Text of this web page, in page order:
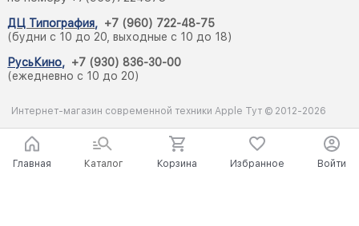
ДЦ Типография, +7 (960) 722-48-75
(будни с 10 до 20, выходные с 10 до 18)
РусьКино, +7 (930) 836-30-00
(ежедневно с 10 до 20)
Интернет-магазин современной техники Apple Тут © 2012-2026
Главная Каталог Корзина Избранное Войти